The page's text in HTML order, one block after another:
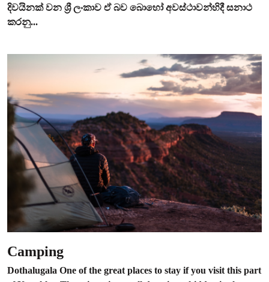
දිවයිනක් වන ශ්‍රී ලංකාව ඒ බව බොහෝ අවස්ථාවන්හිදී සනාථ
කරනු...
Camping
Dothalugala One of the great places to stay if you visit this part